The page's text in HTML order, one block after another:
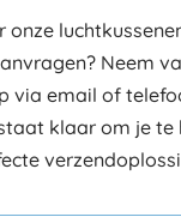
onze
Neem
via email of
klaar om je te